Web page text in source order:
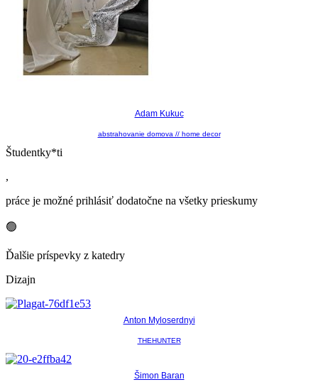
Adam Kukuc
abstrahovanie domova // home decor
Študentky*ti
,
práce je možné prihlásiť dodatočne na všetky prieskumy
🟢
Ďalšie príspevky z katedry
Dizajn
Anton Myloserdnyi
THEHUNTER
Šimon Baran